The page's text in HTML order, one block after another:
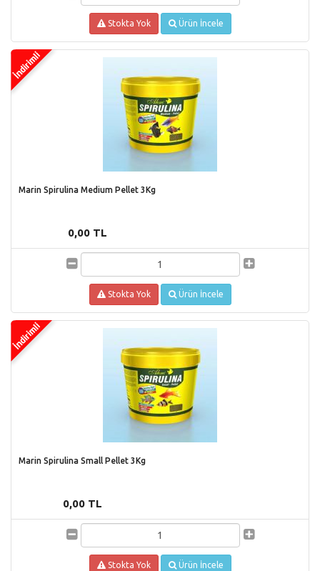
Stokta Yok Ürün İncele
Marin Spirulina Medium Pellet 3Kg
0,00 TL
Stokta Yok Ürün İncele
Marin Spirulina Small Pellet 3Kg
0,00 TL
Stokta Yok Ürün İncele